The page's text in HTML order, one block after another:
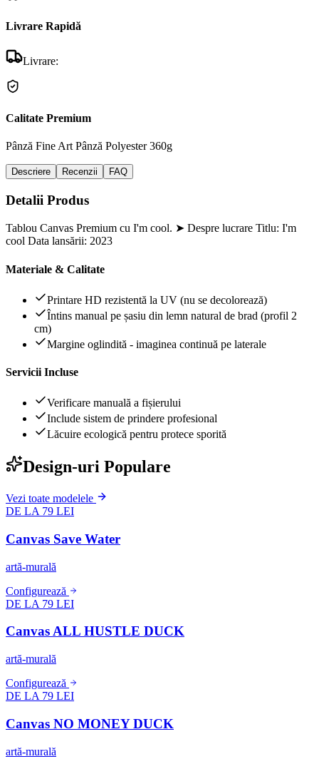
Livrare Rapidă
Livrare:
Calitate Premium
Pânză Fine Art Pânză Polyester 360g
Descriere Recenzii FAQ
Detalii Produs
Tablou Canvas Premium cu I'm cool. ➤ Despre lucrare Titlu: I'm
cool Data lansării: 2023
Materiale & Calitate
Printare HD rezistentă la UV (nu se decolorează)
Întins manual pe șasiu din lemn natural de brad (profil 2
cm)
Margine oglindită - imaginea continuă pe laterale
Servicii Incluse
Verificare manuală a fișierului
Include sistem de prindere profesional
Lăcuire ecologică pentru protece sporită
Design-uri Populare
Vezi toate modelele
DE LA 79 LEI
Canvas Save Water
artă-murală
Configurează
DE LA 79 LEI
Canvas ALL HUSTLE DUCK
artă-murală
Configurează
DE LA 79 LEI
Canvas NO MONEY DUCK
artă-murală